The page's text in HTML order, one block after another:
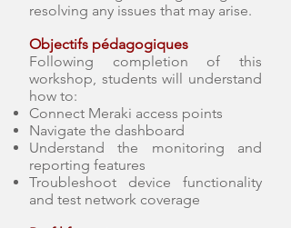
resolving any issues that may arise.
Objectifs pédagogiques
Following completion of this
workshop, students will understand
how to:
Connect Meraki access points
Navigate the dashboard
Understand the monitoring and
reporting features
Troubleshoot device functionality
and test network coverage